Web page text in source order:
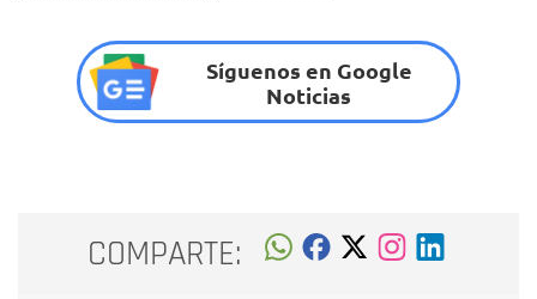
Síguenos en Google
Noticias
COMPARTE: